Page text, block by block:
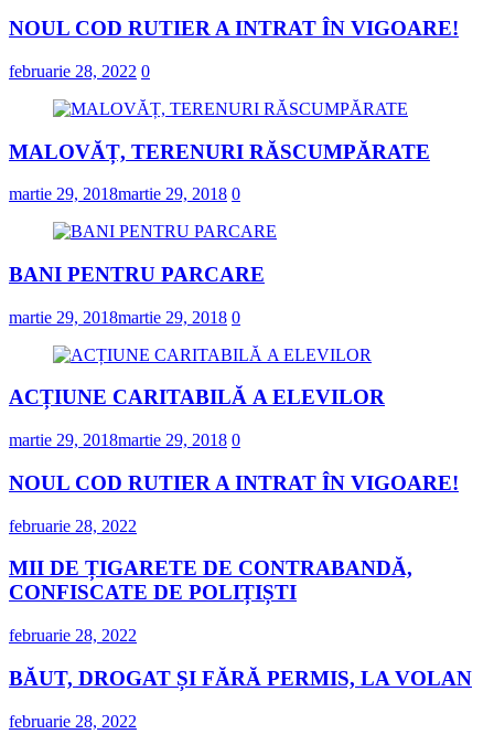
NOUL COD RUTIER A INTRAT ÎN VIGOARE!
februarie 28, 2022 0
MALOVĂȚ, TERENURI RĂSCUMPĂRATE
martie 29, 2018martie 29, 2018 0
BANI PENTRU PARCARE
martie 29, 2018martie 29, 2018 0
ACȚIUNE CARITABILĂ A ELEVILOR
martie 29, 2018martie 29, 2018 0
NOUL COD RUTIER A INTRAT ÎN VIGOARE!
februarie 28, 2022
MII DE ȚIGARETE DE CONTRABANDĂ,
CONFISCATE DE POLIȚIȘTI
februarie 28, 2022
BĂUT, DROGAT ȘI FĂRĂ PERMIS, LA VOLAN
februarie 28, 2022